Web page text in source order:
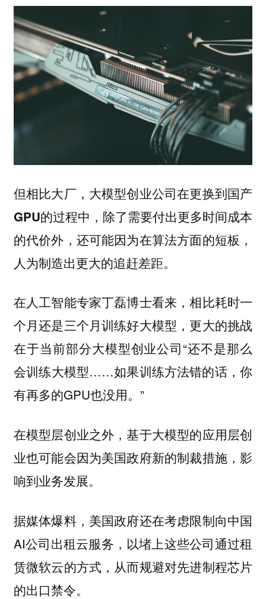
但相比大厂，大模型创业公司在更换到国产
GPU的过程中，除了需要付出更多时间成本
的代价外，还可能因为在算法方面的短板，
人为制造出更大的追赶差距。
在人工智能专家丁磊博士看来，相比耗时一
个月还是三个月训练好大模型，更大的挑战
在于当前部分大模型创业公司“还不是那么
会训练大模型……如果训练方法错的话，你
有再多的GPU也没用。”
在模型层创业之外，基于大模型的应用层创
业也可能会因为美国政府新的制裁措施，影
响到业务发展。
据媒体爆料，美国政府还在考虑限制向中国
AI公司出租云服务，以堵上这些公司通过租
赁微软云的方式，从而规避对先进制程芯片
的出口禁令。